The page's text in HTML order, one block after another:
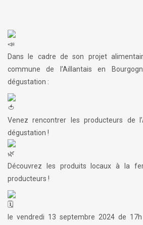
Dans le cadre de son projet
commune de l’Aillantais en
dégustation :
Venez rencontrer les producteurs de
dégustation !
Découvrez les produits locaux à la
producteurs !
le vendredi 13 septembre 2024 de